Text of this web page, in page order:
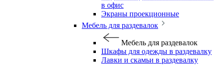
в офис
Экраны проекционные
Мебель для раздевалок
Мебель для раздевалок
Шкафы для одежды в раздевалку
Лавки и скамьи в раздевалку